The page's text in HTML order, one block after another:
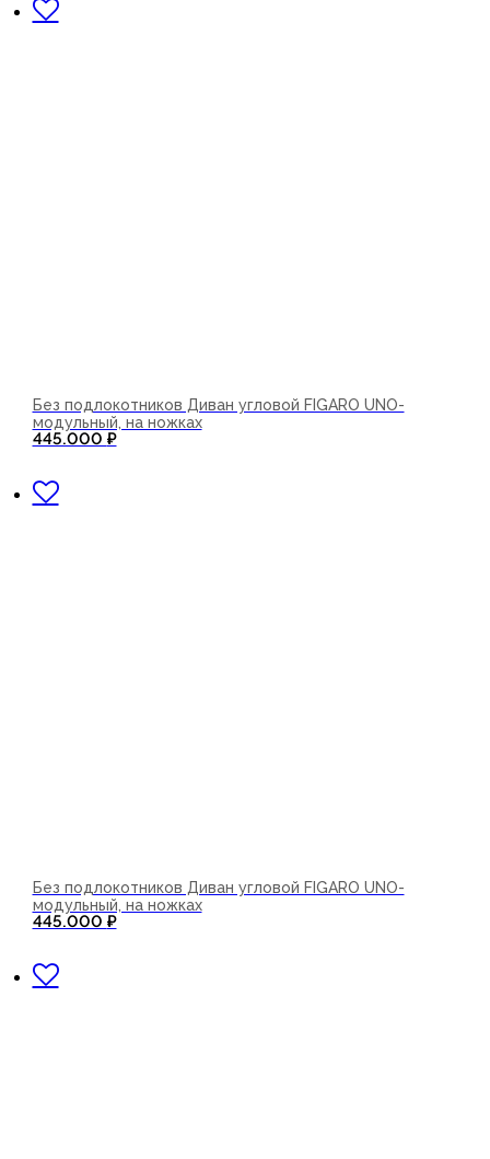
Без подлокотников Диван угловой FIGARO UNO-
модульный, на ножках
445.000 ₽
Без подлокотников Диван угловой FIGARO UNO-
модульный, на ножках
445.000 ₽